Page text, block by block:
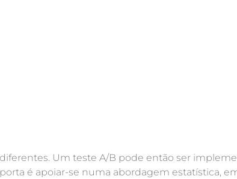
Um teste A/B pode então ser
é apoiar-se numa abordagem estatística,